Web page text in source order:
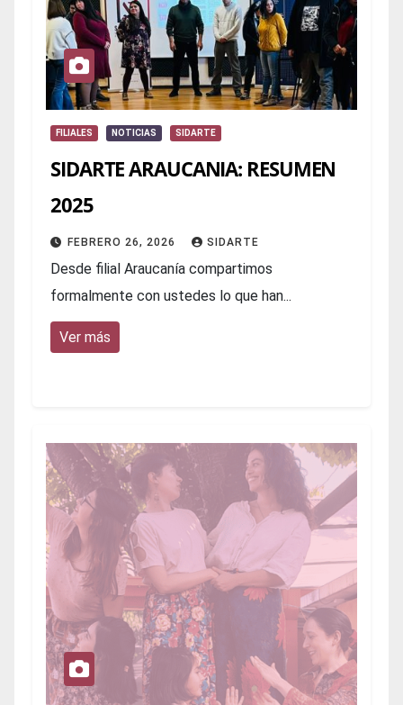
FILIALES NOTICIAS SIDARTE
SIDARTE ARAUCANIA: RESUMEN
2025
FEBRERO 26, 2026 SIDARTE
Desde filial Araucanía compartimos
formalmente con ustedes lo que han...
Ver más